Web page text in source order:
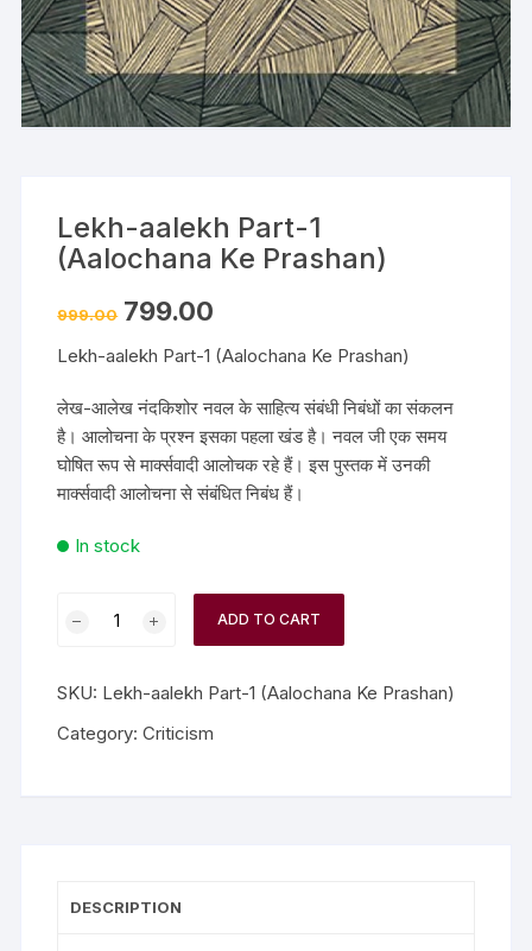
Lekh-aalekh Part-1
(Aalochana Ke Prashan)
999.00 799.00
Lekh-aalekh Part-1 (Aalochana Ke Prashan)
लेख-आलेख नंदकिशोर नवल के साहित्य संबंधी निबंधों का संकलन
है। आलोचना के प्रश्न इसका पहला खंड है। नवल जी एक समय
घोषित रूप से मार्क्सवादी आलोचक रहे हैं। इस पुस्तक में उनकी
मार्क्सवादी आलोचना से संबंधित निबंध हैं।
In stock
ADD TO CART
SKU: Lekh-aalekh Part-1 (Aalochana Ke Prashan)
Category:Criticism
DESCRIPTION